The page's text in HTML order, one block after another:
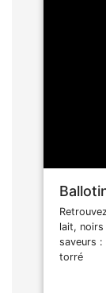
lait,
saveurs :
torré